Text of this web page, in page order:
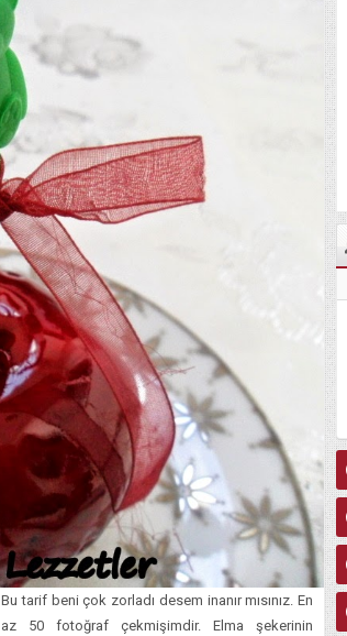
Bu tarif beni çok zorladı desem inanır mısınız. En
az 50 fotoğraf çekmişimdir. Elma şekerinin